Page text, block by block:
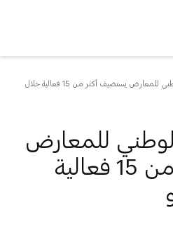
مركز أبوظبي الوطني للمعارض يستضيف أكثر من 15 فعالية خلال
للمعارض
يستضيف أكثر من 15 فعالية